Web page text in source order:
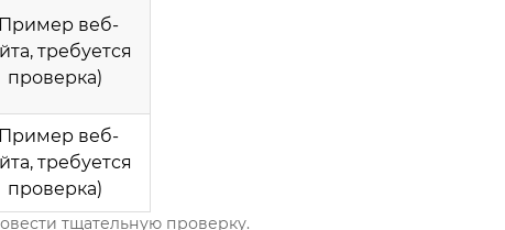
веб-
требуется
проверка)
веб-
требуется
проверка)
тщательную проверку.